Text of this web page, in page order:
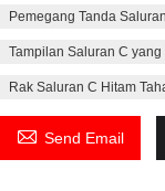
Pemegang Tanda
Tampilan Saluran C
Rak Saluran C Hitam
 Send Email